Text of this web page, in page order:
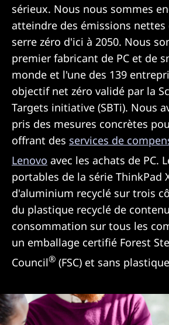
sérieux. Nous nous sommes
atteindre des émissions nettes
serre zéro d'ici à 2050. Nous
premier fabricant de PC et de
monde et l'une des 139
objectif net zéro validé par la
Targets initiative (SBTi). Nous
pris des mesures concrètes
offrant des services de
Lenovo avec les achats de PC.
portables de la série ThinkPad
d'aluminium recyclé sur trois
du plastique recyclé de
consommation sur tous les
un emballage certifié Forest
Council® (FSC) et sans